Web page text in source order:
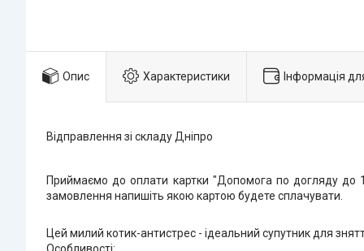
Опис Характеристики Інформація
Відправлення зі складу Дніпро
Приймаємо до оплати картки "Допомога по догляду до
замовлення напишіть якою картою будете сплачувати.
Цей милий котик-антистрес - ідеальний супутник для